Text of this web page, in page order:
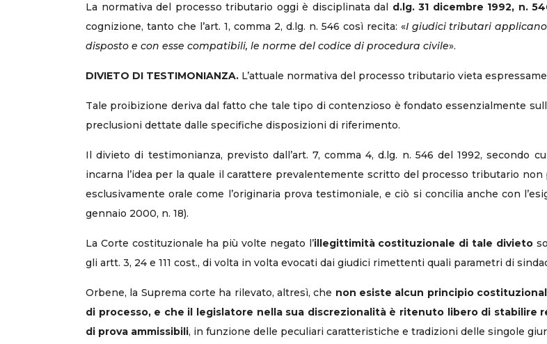
La normativa del processo tributario oggi è disciplinata dal d.lg. 31 dicembre 1992, n.
cognizione, tanto che l’art. 1, comma 2, d.lg. n. 546 così recita: «I giudici tributari
disposto e con esse compatibili, le norme del codice di procedura civile».
DIVIETO DI TESTIMONIANZA. L’attuale normativa del processo tributario vieta
Tale proibizione deriva dal fatto che tale tipo di contenzioso è fondato essenzialmente
preclusioni dettate dalle specifiche disposizioni di riferimento.
Il divieto di testimonianza, previsto dall’art. 7, comma 4, d.lg. n. 546 del 1992, secondo
incarna l’idea per la quale il carattere prevalentemente scritto del processo tributario
esclusivamente orale come l’originaria prova testimoniale, e ciò si concilia anche con
gennaio 2000, n. 18).
La Corte costituzionale ha più volte negato l’illegittimità costituzionale di tale divieto
gli artt. 3, 24 e 111 cost., di volta in volta evocati dai giudici rimettenti quali parametri di
Orbene, la Suprema corte ha rilevato, altresì, che non esiste alcun principio
di processo, e che il legislatore nella sua discrezionalità è ritenuto libero di stabilire
di prova ammissibili, in funzione delle peculiari caratteristiche e tradizioni delle singole